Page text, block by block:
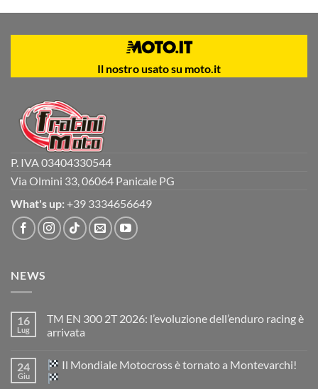
Il nostro usato su moto.it
P. IVA 03404330544
Via Olmini 33, 06064 Panicale PG
What's up: +39 3334656649
NEWS
16
Lug
TM EN 300 2T 2026: l’evoluzione dell’enduro racing è
arrivata
su
TM
EN
24
Giu
Il Mondiale Motocross è tornato a Montevarchi!